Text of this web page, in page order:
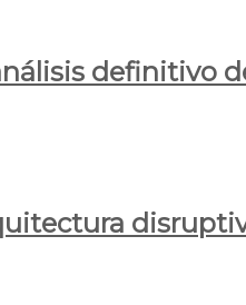
definitivo